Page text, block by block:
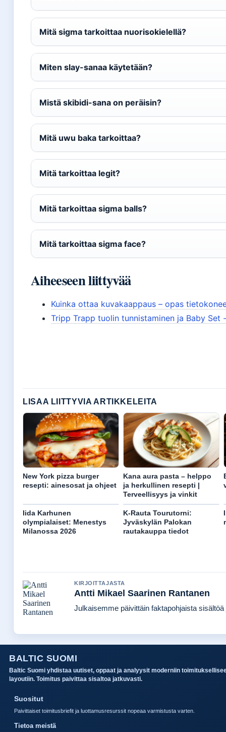
Mitä sigma tarkoittaa nuorisokielellä?
Miten slay-sanaa käytetään?
Mistä skibidi-sana on peräisin?
Mitä uwu baka tarkoittaa?
Mitä tarkoittaa legit?
Mitä tarkoittaa sigma balls?
Mitä tarkoittaa sigma face?
Aiheeseen liittyvää
Kuinka ottaa kuvakaappaus – opas
Tripp Trapp tuolin tunnistaminen ja Baby Set
LISAA LIITTYVIA ARTIKKELEITA
New York pizza burger
resepti: ainesosat ja ohjeet
Kana aura pasta – helppo
ja herkullinen resepti |
Terveellisyys ja vinkit
Iida Karhunen
olympialaiset: Menestys
Milanossa 2026
K-Rauta Tourutorni:
Jyväskylän Palokan
rautakauppa tiedot
KIRJOITTAJASTA
Antti Mikael Saarinen Rantanen
Julkaisemme päivittäin faktapohjaista
BALTIC SUOMI
Baltic Suomi yhdistaa uutiset, oppaat ja analyysit moderniin
layoutiin. Toimitus paivittaa sisaltoa jatkuvasti.
Suositut
Paivittaiset toimitusbriefit ja luottamusresurssit nopeaa varmistusta varten.
Tietoa meistä